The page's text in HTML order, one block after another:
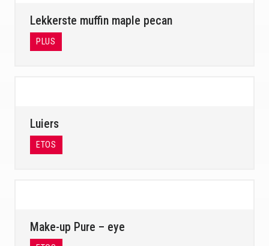
Lekkerste muffin maple pecan
PLUS
Luiers
ETOS
Make-up Pure – eye